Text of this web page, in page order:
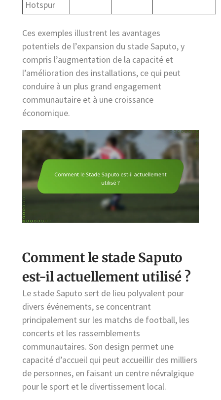
Hotspur
Ces exemples illustrent les avantages
potentiels de l’expansion du stade Saputo, y
compris l’augmentation de la capacité et
l’amélioration des installations, ce qui peut
conduire à un plus grand engagement
communautaire et à une croissance
économique.
Comment le stade Saputo
est-il actuellement utilisé ?
Le stade Saputo sert de lieu polyvalent pour
divers événements, se concentrant
principalement sur les matchs de football, les
concerts et les rassemblements
communautaires. Son design permet une
capacité d’accueil qui peut accueillir des milliers
de personnes, en faisant un centre névralgique
pour le sport et le divertissement local.